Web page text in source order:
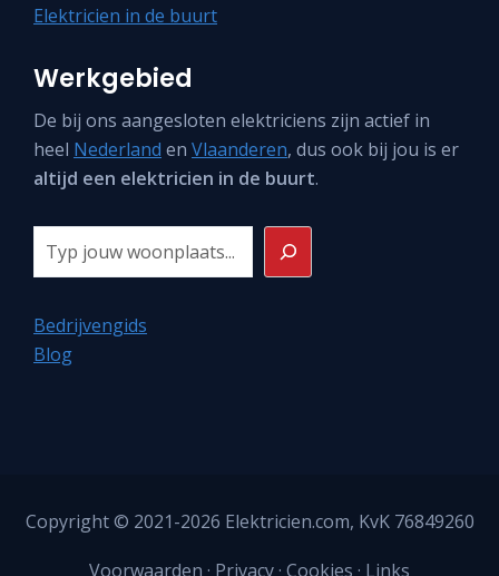
Elektricien in de buurt
Werkgebied
De bij ons aangesloten elektriciens zijn actief in
heel Nederland en Vlaanderen, dus ook bij jou is er
altijd een elektricien in de buurt.
Zoeken
Bedrijvengids
Blog
Copyright © 2021-2026 Elektricien.com, KvK 76849260
Voorwaarden · Privacy· Cookies · Links